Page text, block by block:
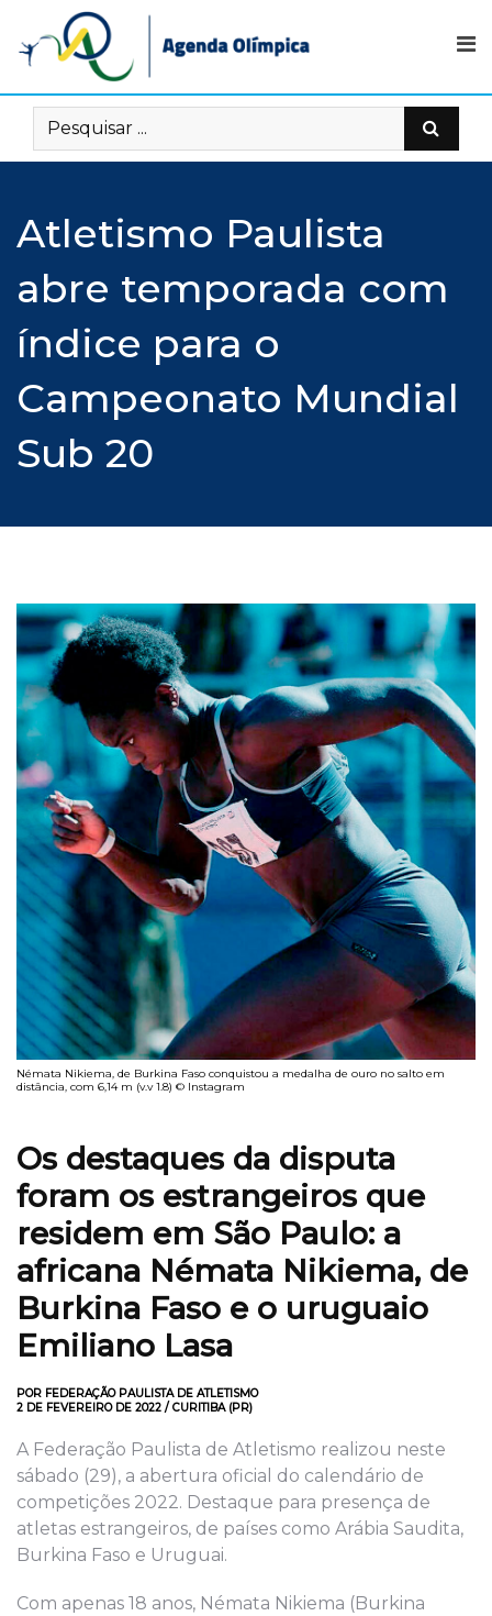
content
Atletismo Paulista
abre temporada com
índice para o
Campeonato Mundial
Sub 20
Némata Nikiema, de Burkina Faso conquistou a medalha de ouro no salto em
distância, com 6,14 m (v.v 1.8) © Instagram
Os destaques da disputa
foram os estrangeiros que
residem em São Paulo: a
africana Némata Nikiema, de
Burkina Faso e o uruguaio
Emiliano Lasa
POR FEDERAÇÃO PAULISTA DE ATLETISMO
2 DE FEVEREIRO DE 2022 / CURITIBA (PR)
A Federação Paulista de Atletismo realizou neste
sábado (29), a abertura oficial do calendário de
competições 2022. Destaque para presença de
atletas estrangeiros, de países como Arábia Saudita,
Burkina Faso e Uruguai.
Com apenas 18 anos, Némata Nikiema (Burkina